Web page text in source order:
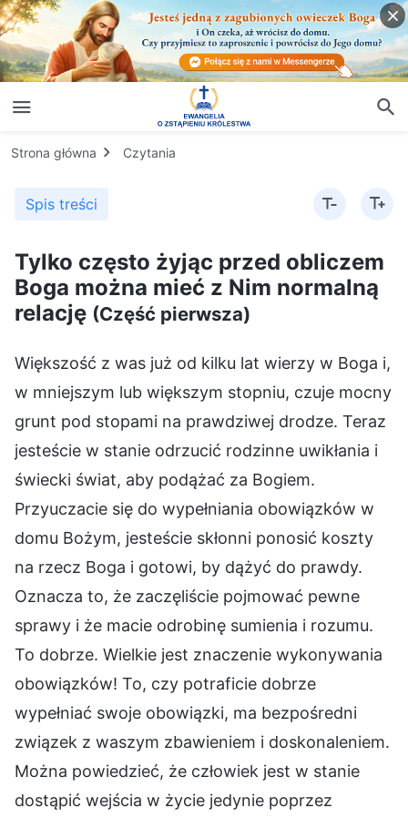
Strona główna Czytania
Spis treści
Tylko często żyjąc przed obliczem
Boga można mieć z Nim normalną
relację (Część pierwsza)
Większość z was już od kilku lat wierzy w Boga i,
w mniejszym lub większym stopniu, czuje mocny
grunt pod stopami na prawdziwej drodze. Teraz
jesteście w stanie odrzucić rodzinne uwikłania i
świecki świat, aby podążać za Bogiem.
Przyuczacie się do wypełniania obowiązków w
domu Bożym, jesteście skłonni ponosić koszty
na rzecz Boga i gotowi, by dążyć do prawdy.
Oznacza to, że zaczęliście pojmować pewne
sprawy i że macie odrobinę sumienia i rozumu.
To dobrze. Wielkie jest znaczenie wykonywania
obowiązków! To, czy potraficie dobrze
wypełniać swoje obowiązki, ma bezpośredni
związek z waszym zbawieniem i doskonaleniem.
Można powiedzieć, że człowiek jest w stanie
dostąpić wejścia w życie jedynie poprzez